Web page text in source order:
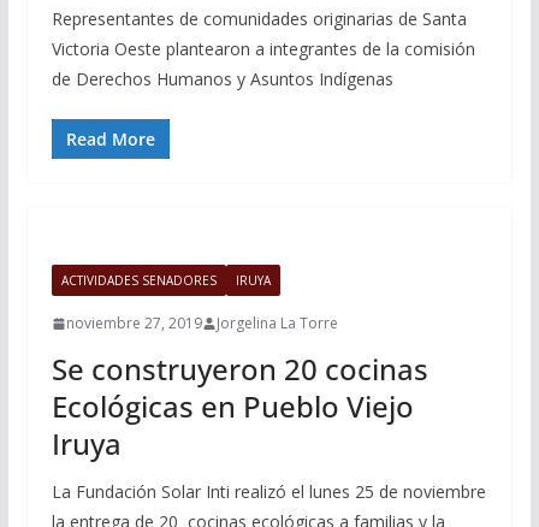
Representantes de comunidades originarias de Santa
Victoria Oeste plantearon a integrantes de la comisión
de Derechos Humanos y Asuntos Indígenas
Read More
ACTIVIDADES SENADORES IRUYA
noviembre 27, 2019 Jorgelina La Torre
Se construyeron 20 cocinas
Ecológicas en Pueblo Viejo
Iruya
La Fundación Solar Inti realizó el lunes 25 de noviembre
la entrega de 20 cocinas ecológicas a familias y la